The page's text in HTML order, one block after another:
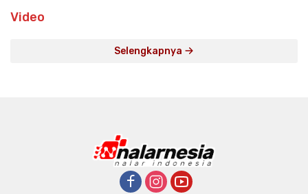
Video
Selengkapnya